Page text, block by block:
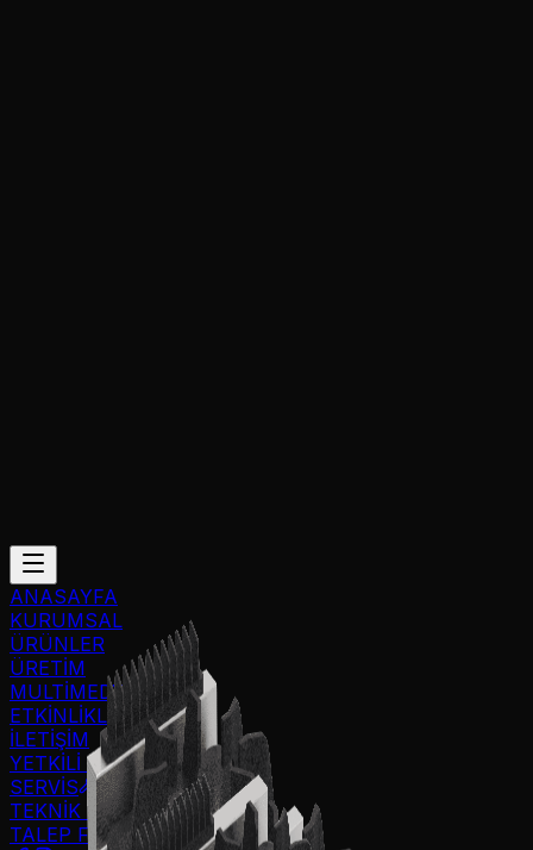
ANASAYFA
KURUMSAL
ÜRÜNLER
ÜRETİM
MULTİMEDYA
ETKİNLİKLER
İLETİŞİM
YETKİLİ TEKNİK
SERVİS
TEKNİK SERVİS
TALEP FORMU